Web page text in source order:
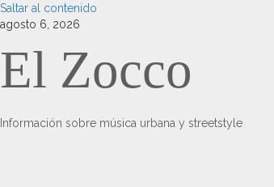
Saltar al contenido
agosto 6, 2026
El Zocco
Información sobre música urbana y streetstyle